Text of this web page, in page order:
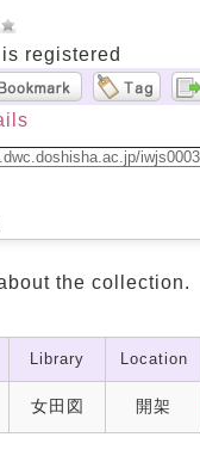
registered
the collection.
Library Location
女田図 開架